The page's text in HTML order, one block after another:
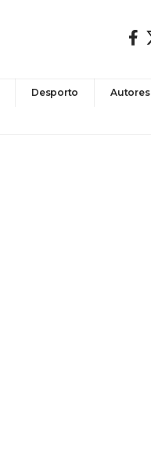
Desporto Autores